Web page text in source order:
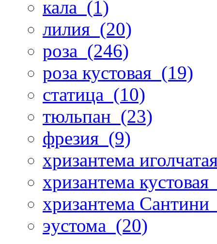
кала (1)
лилия (20)
роза (246)
роза кустовая (19)
статица (10)
тюльпан (23)
фрезия (9)
хризантема
хризантема кустовая
хризантема Сантини
эустома (20)